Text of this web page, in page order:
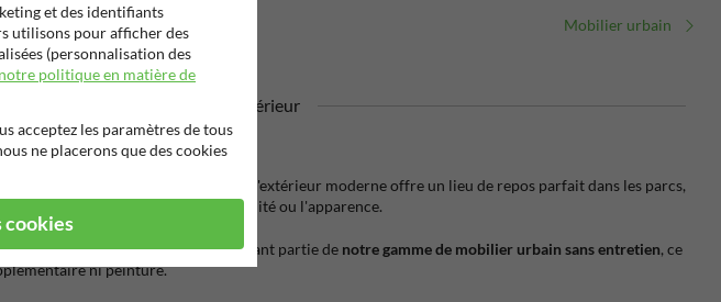
Mobilier urbain
Adapté à usage extérieur
et esthétique, ce banc d'extérieur moderne offre un lieu de repos parfait dans les parcs,
sans compromis sur la qualité ou l'apparence.
et de facilité d'entretien. Faisant partie de notre gamme de mobilier urbain sans entretien, ce
ni peinture.
et des identifiants
utilisons pour afficher des
(personnalisation des
politique en matière de
acceptez les paramètres de tous
ne placerons que des cookies
cookies